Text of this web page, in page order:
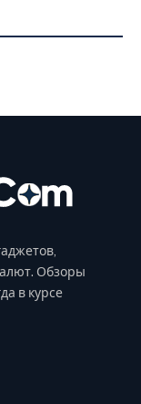
Обзоры
в курсе